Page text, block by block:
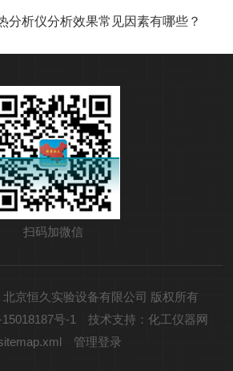
分析仪分析效果常见因素有哪些？
扫码加微信
京恒久实验设备有限公司 版权所有
号-1
技术支持：化工仪器网
管理登录